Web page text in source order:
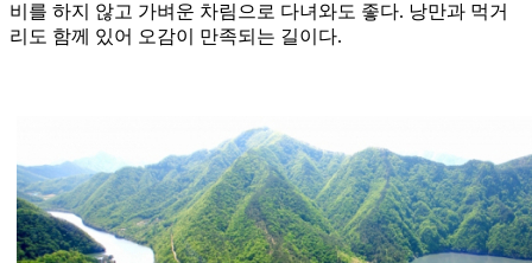
비를 하지 않고 가벼운 차림으로 다녀와도 좋다. 낭만과 먹거
리도 함께 있어 오감이 만족되는 길이다.